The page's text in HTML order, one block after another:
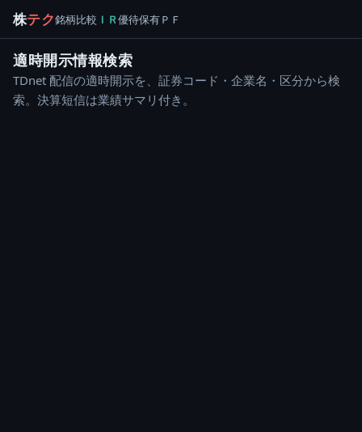
株テク銘柄比較 ＩＲ優待保有ＰＦ
適時開示情報検索
TDnet 配信の適時開示を、証券コード・企業名・区分から検
索。決算短信は業績サマリ付き。